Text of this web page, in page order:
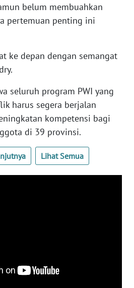
belum membuahkan
pertemuan penting ini
ke depan dengan semangat
seluruh program PWI yang
harus segera berjalan
kompetensi bagi
di 39 provinsi.
Lihat Semua